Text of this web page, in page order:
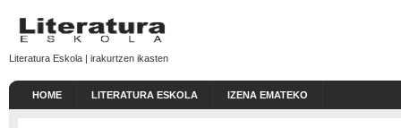
Literatura Eskola | irakurtzen ikasten
HOME LITERATURA ESKOLA IZENA EMATEKO